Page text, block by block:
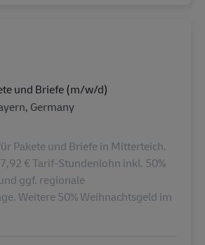
und Briefe (m/w/d)
Germany
Pakete und Briefe in Mitterteich.
€ Tarif-Stundenlohn inkl. 50%
ggf. regionale
Weitere 50% Weihnachtsgeld im